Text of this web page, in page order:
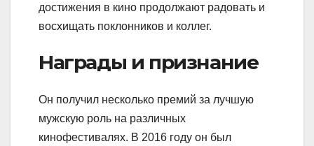
достижения в кино продолжают радовать и
восхищать поклонников и коллег.
Награды и признание
Он получил несколько премий за лучшую
мужскую роль на различных
кинофестивалях. В 2016 году он был